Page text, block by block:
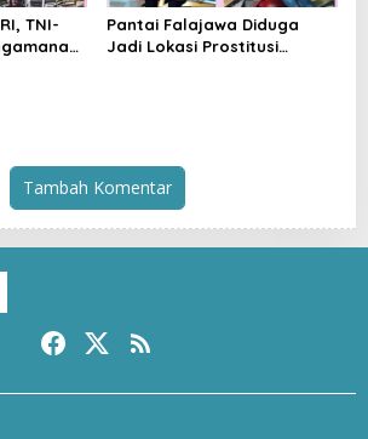
TNI-
Pantai Falajawa Diduga
Jadi Lokasi Prostitusi
Tambah Komentar